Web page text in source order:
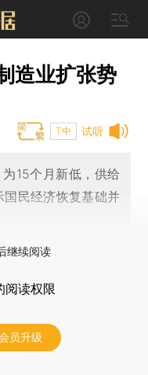
造业扩张势
试听
T中
15个月新低，供给
民经济恢复基础并
继续阅读
阅读权限
员升级